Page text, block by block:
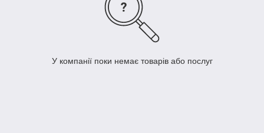
У компанії поки немає товарів або послуг